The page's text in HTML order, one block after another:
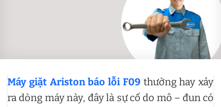
Máy giặt Ariston báo lỗi F09 thường hay xảy
ra dòng máy này, đây là sự cố do mô – đun có